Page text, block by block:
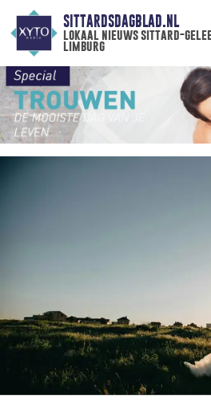
SITTARDSDAGBLAD.NL
lokaal nieuws sittard-
limburg